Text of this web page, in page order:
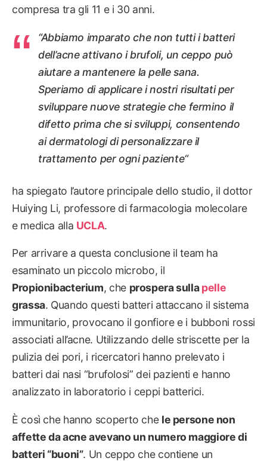
compresa tra gli 11 e i 30 anni.
“Abbiamo imparato che non tutti i batteri
dell’acne attivano i brufoli, un ceppo può
aiutare a mantenere la pelle sana.
Speriamo di applicare i nostri risultati per
sviluppare nuove strategie che fermino il
difetto prima che si sviluppi, consentendo
ai dermatologi di personalizzare il
trattamento per ogni paziente“
ha spiegato l’autore principale dello studio, il dottor
Huiying Li, professore di farmacologia molecolare
e medica alla UCLA.
Per arrivare a questa conclusione il team ha
esaminato un piccolo microbo, il
Propionibacterium, che prospera sullapelle
grassa. Quando questi batteri attaccano il sistema
immunitario, provocano il gonfiore e i bubboni rossi
associati all’acne. Utilizzando delle striscette per la
pulizia dei pori, i ricercatori hanno prelevato i
batteri dai nasi “brufolosi” dei pazienti e hanno
analizzato in laboratorio i ceppi batterici.
È così che hanno scoperto che le persone non
affette da acne avevano un numero maggiore di
batteri “buoni”. Un ceppo che contiene un